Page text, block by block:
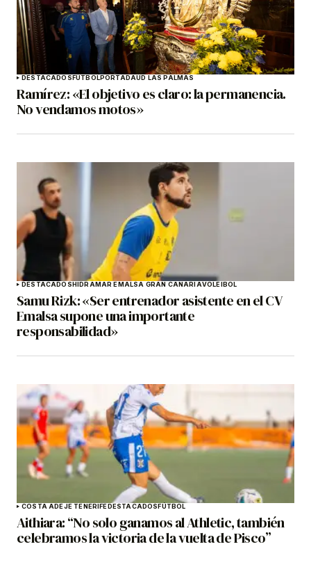
DESTACADOSFÚTBOLPORTADAUD LAS PALMAS
Ramírez: «El objetivo es claro: la permanencia.
No vendamos motos»
DESTACADOSHIDRAMAR EMALSA GRAN CANARIAVOLEIBOL
Samu Rizk: «Ser entrenador asistente en el CV
Emalsa supone una importante
responsabilidad»
COSTA ADEJE TENERIFEDESTACADOSFÚTBOL
Aithiara: “No solo ganamos al Athletic, también
celebramos la victoria de la vuelta de Pisco”